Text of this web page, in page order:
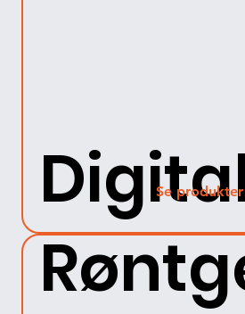
Se produkter